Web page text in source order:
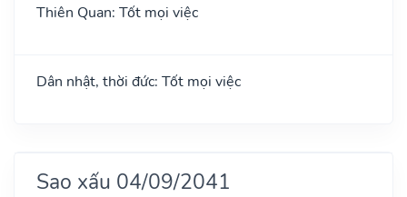
Thiên Quan: Tốt mọi việc
Dân nhật, thời đức: Tốt mọi việc
Sao xấu 04/09/2041